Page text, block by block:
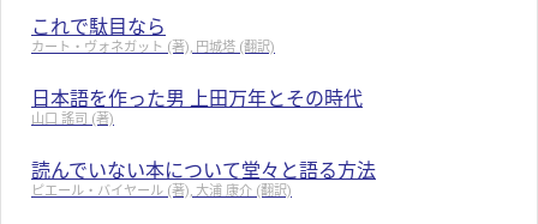
これで駄目なら
カート・ヴォネガット (著), 円城塔 (翻訳)
日本語を作った男 上田万年とその時代
山口 謠司 (著)
読んでいない本について堂々と語る方法
ピエール・バイヤール (著), 大浦 康介 (翻訳)